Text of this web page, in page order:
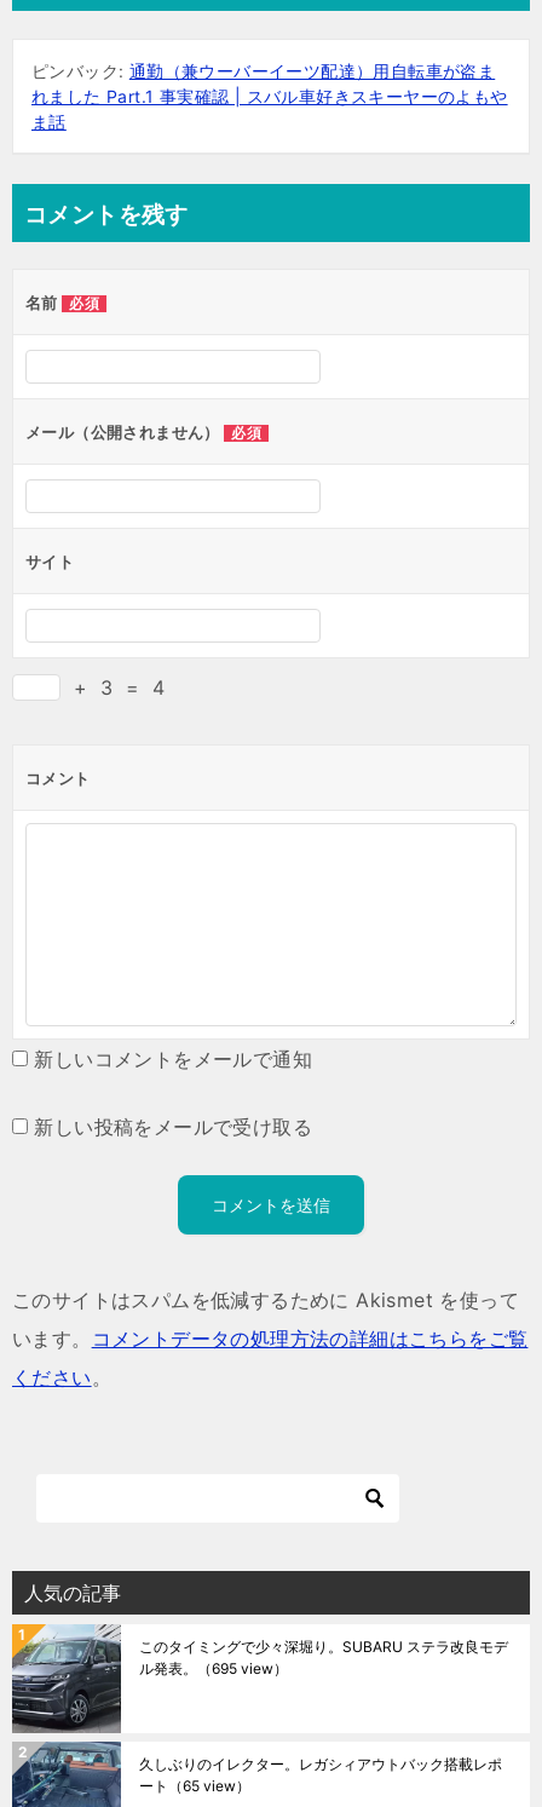
ピンバック: 通勤（兼ウーバーイーツ配達）用自転車が盗ま
れました Part.1 事実確認 | スバル車好きスキーヤーのよもや
ま話
コメントを残す
名前 必須
メール（公開されません） 必須
サイト
+ 3 = 4
コメント
新しいコメントをメールで通知
新しい投稿をメールで受け取る
このサイトはスパムを低減するために Akismet を使って
います。
コメントデータの処理方法の詳細はこちらをご覧
ください。
人気の記事
このタイミングで少々深堀り。SUBARU ステラ改良モデ
ル発表。
（695 view）
久しぶりのイレクター。レガシィアウトバック搭載レポ
ート
（65 view）